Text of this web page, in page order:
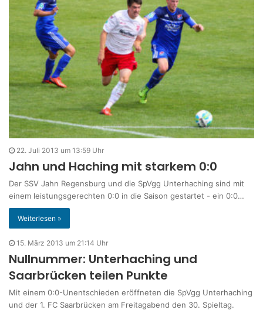
22. Juli 2013 um 13:59 Uhr
Jahn und Haching mit starkem 0:0
Der SSV Jahn Regensburg und die SpVgg Unterhaching sind mit
einem leistungsgerechten 0:0 in die Saison gestartet - ein 0:0…
Weiterlesen »
15. März 2013 um 21:14 Uhr
Nullnummer: Unterhaching und
Saarbrücken teilen Punkte
Mit einem 0:0-Unentschieden eröffneten die SpVgg Unterhaching
und der 1. FC Saarbrücken am Freitagabend den 30. Spieltag.